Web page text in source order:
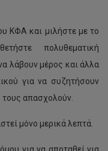
ΚΦΑ και μιλήστε με το
πολυθεματική
λάβουν μέρος και άλλα
για να συζητήσουν
απασχολούν.
μόνο μερικά λεπτά.